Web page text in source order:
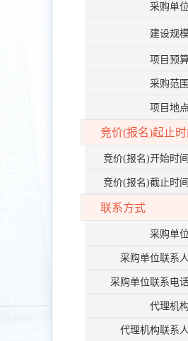
采购单位
建设规模
项目预算
采购范围
项目地点
竞价(报名)起止时
竞价(报名)开始时间
竞价(报名)截止时间
联系方式
采购单位
采购单位联系人
采购单位联系电话
代理机构
代理机构联系人